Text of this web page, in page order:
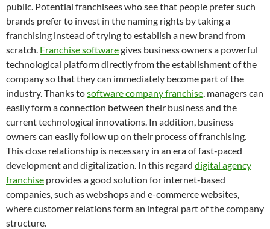
public. Potential franchisees who see that people prefer such
brands prefer to invest in the naming rights by taking a
franchising instead of trying to establish a new brand from
scratch. Franchise softwaregives business owners a powerful
technological platform directly from the establishment of the
company so that they can immediately become part of the
industry. Thanks tosoftware company franchise, managers can
easily form a connection between their business and the
current technological innovations. In addition, business
owners can easily follow up on their process of franchising.
This close relationship is necessary in an era of fast-paced
development and digitalization. In this regard digital agency
franchise provides a good solution for internet-based
companies, such as webshops and e-commerce websites,
where customer relations form an integral part of the company
structure.